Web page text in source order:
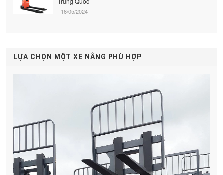
16/05/2024
LỰA CHỌN MỘT XE NÂNG PHÙ HỢP